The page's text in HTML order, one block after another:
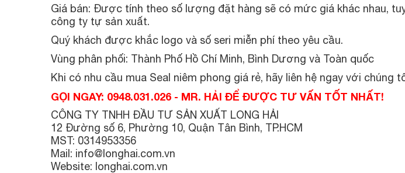
Giá bán: Được tính theo số lượng đặt hàng sẽ có mức giá khác nhau,
công ty tự sản xuất.
Quý khách được khắc logo và số seri miễn phí theo yêu cầu.
Vùng phân phối: Thành Phố Hồ Chí Minh, Bình Dương và Toàn quốc
Khi có nhu cầu mua Seal niêm phong giá rẻ, hãy liên hệ ngay với chúng
GỌI NGAY: 0948.031.026 - MR. HẢI ĐỂ ĐƯỢC TƯ VẤN TỐT NHẤT!
CÔNG TY TNHH ĐẦU TƯ SẢN XUẤT LONG HẢI
12 Đường số 6, Phường 10, Quận Tân Bình, TP.HCM
MST: 0314953356
Mail: info@longhai.com.vn
Website: longhai.com.vn